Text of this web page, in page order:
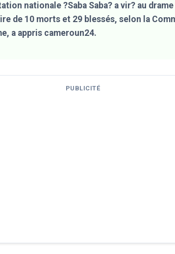
nationale ?Saba Saba? a vir? au
de 10 morts et 29 blessés, selon la
a appris cameroun24.
PUBLICITÉ